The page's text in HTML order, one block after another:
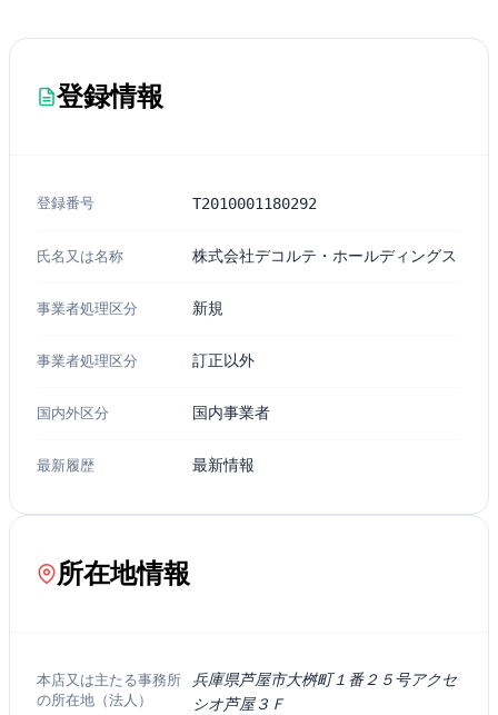
登録情報
登録番号 T2010001180292
氏名又は名称 株式会社デコルテ・ホールディングス
事業者処理区分 新規
事業者処理区分 訂正以外
国内外区分 国内事業者
最新履歴 最新情報
所在地情報
本店又は主たる事務所
の所在地（法人）
兵庫県芦屋市大桝町１番２５号アクセ
シオ芦屋３Ｆ